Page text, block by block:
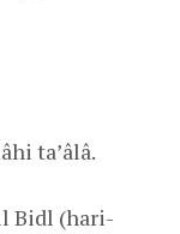
ta’âlâ.
Bidl (hari-